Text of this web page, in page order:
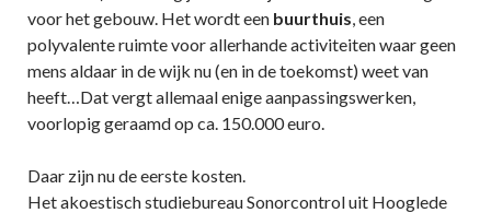
voor het gebouw. Het wordt een buurthuis, een
polyvalente ruimte voor allerhande activiteiten waar geen
mens aldaar in de wijk nu (en in de toekomst) weet van
heeft…Dat vergt allemaal enige aanpassingswerken,
voorlopig geraamd op ca. 150.000 euro.
Daar zijn nu de eerste kosten.
Het akoestisch studiebureau Sonorcontrol uit Hooglede